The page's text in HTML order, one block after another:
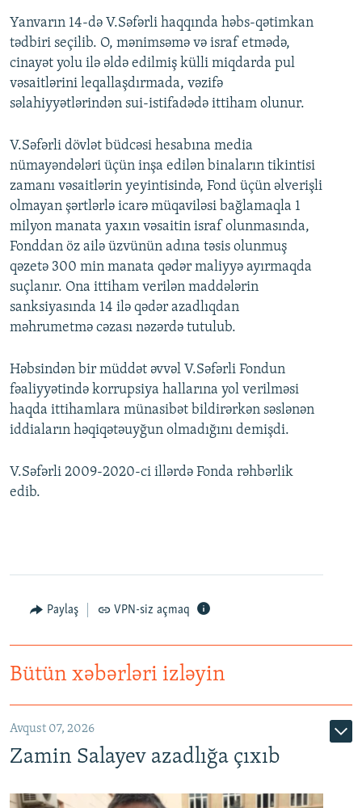
Yanvarın 14-də V.Səfərli haqqında həbs-qətimkan
tədbiri seçilib. O, mənimsəmə və israf etmədə,
cinayət yolu ilə əldə edilmiş külli miqdarda pul
vəsaitlərini leqallaşdırmada, vəzifə
səlahiyyətlərindən sui-istifadədə ittiham olunur.
V.Səfərli dövlət büdcəsi hesabına media
nümayəndələri üçün inşa edilən binaların tikintisi
zamanı vəsaitlərin yeyintisində, Fond üçün əlverişli
olmayan şərtlərlə icarə müqaviləsi bağlamaqla 1
milyon manata yaxın vəsaitin israf olunmasında,
Fonddan öz ailə üzvünün adına təsis olunmuş
qəzetə 300 min manata qədər maliyyə ayırmaqda
suçlanır. Ona ittiham verilən maddələrin
sanksiyasında 14 ilə qədər azadlıqdan
məhrumetmə cəzası nəzərdə tutulub.
Həbsindən bir müddət əvvəl V.Səfərli Fondun
fəaliyyətində korrupsiya hallarına yol verilməsi
haqda ittihamlara münasibət bildirərkən səslənən
iddiaların həqiqətəuyğun olmadığını demişdi.
V.Səfərli 2009-2020-ci illərdə Fonda rəhbərlik
edib.
Paylaş VPN-siz açmaq
Bütün xəbərləri izləyin
Avqust 07, 2026
Zamin Salayev azadlığa çıxıb